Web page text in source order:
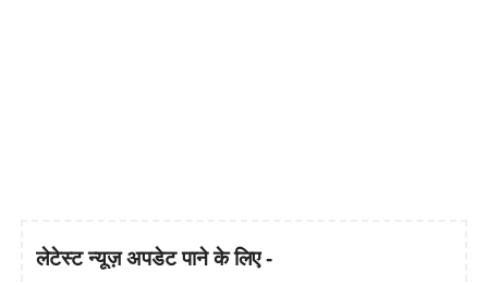
लेटेस्ट न्यूज़ अपडेट पाने के लिए -